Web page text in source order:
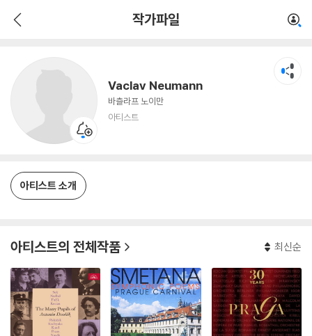
작가파일
Vaclav Neumann
바츨라프 노이만
아티스트
아티스트 소개
아티스트의 전체작품 최신순